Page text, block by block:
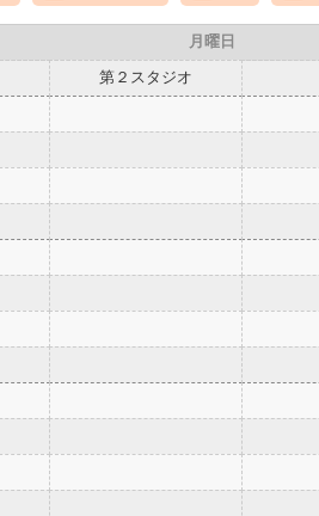
月曜日
第２スタジオ